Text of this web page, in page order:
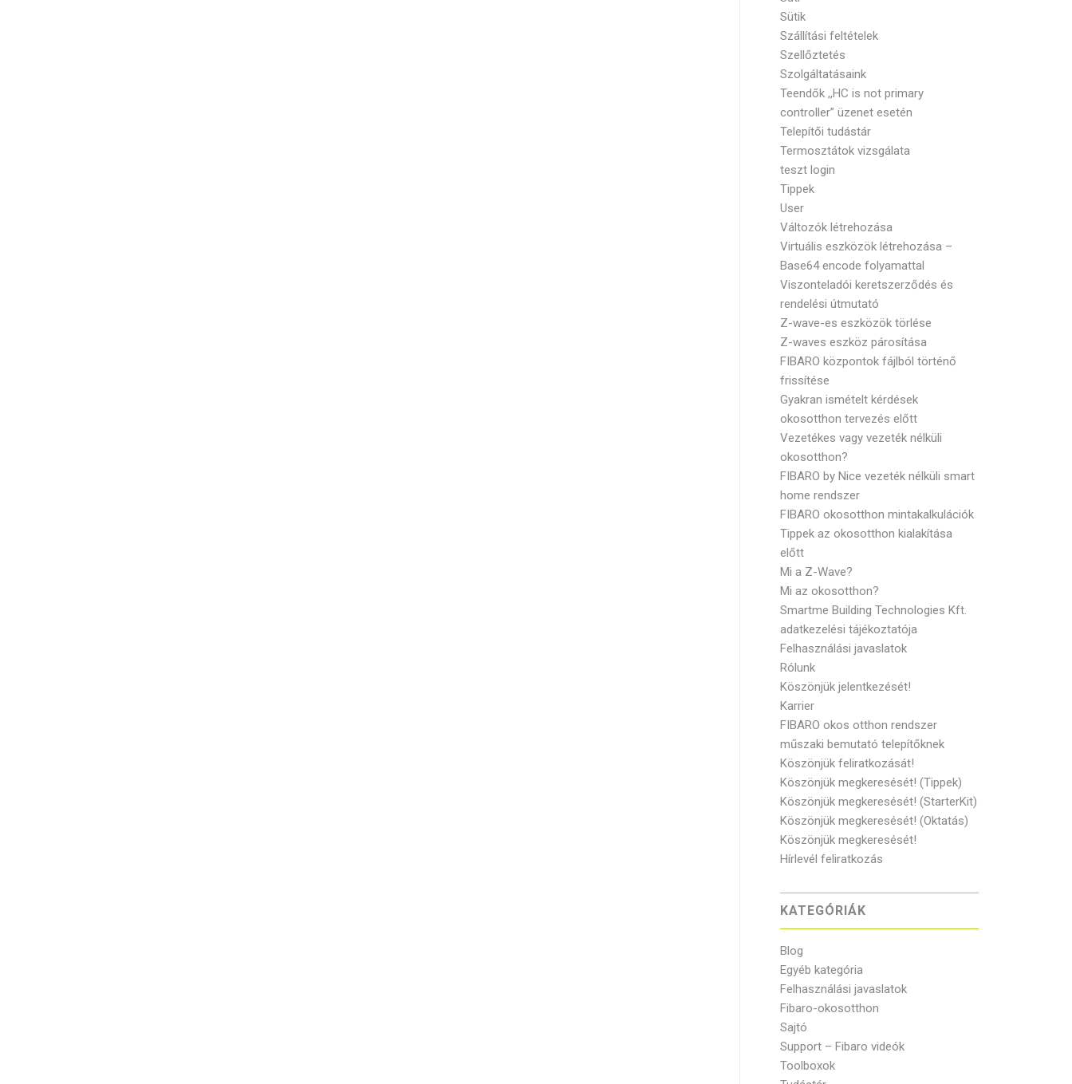
Sütik
Szállítási feltételek
Szellőztetés
Szolgáltatásaink
Teendők ,,HC is not primary
controller” üzenet esetén
Telepítői tudástár
Termosztátok vizsgálata
teszt login
Tippek
User
Változók létrehozása
Virtuális eszközök létrehozása –
Base64 encode folyamattal
Viszonteladói keretszerződés és
rendelési útmutató
Z-wave-es eszközök törlése
Z-waves eszköz párosítása
FIBARO központok fájlból történő
frissítése
Gyakran ismételt kérdések
okosotthon tervezés előtt
Vezetékes vagy vezeték nélküli
okosotthon?
FIBARO by Nice vezeték nélküli smart
home rendszer
FIBARO okosotthon mintakalkulációk
Tippek az okosotthon kialakítása
előtt
Mi a Z-Wave?
Mi az okosotthon?
Smartme Building Technologies Kft.
adatkezelési tájékoztatója
Felhasználási javaslatok
Rólunk
Köszönjük jelentkezését!
Karrier
FIBARO okos otthon rendszer
műszaki bemutató telepítőknek
Köszönjük feliratkozását!
Köszönjük megkeresését! (Tippek)
Köszönjük megkeresését! (StarterKit)
Köszönjük megkeresését! (Oktatás)
Köszönjük megkeresését!
Hírlevél feliratkozás
KATEGÓRIÁK
Blog
Egyéb kategória
Felhasználási javaslatok
Fibaro-okosotthon
Sajtó
Support – Fibaro videók
Toolboxok